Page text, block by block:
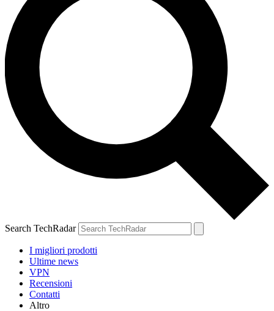
Search TechRadar
I migliori prodotti
Ultime news
VPN
Recensioni
Contatti
Altro